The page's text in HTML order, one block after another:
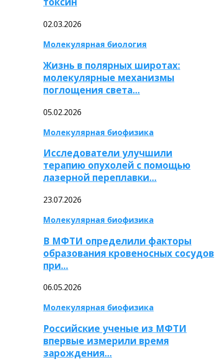
02.03.2026
Молекулярная биология
Жизнь в полярных широтах:
молекулярные механизмы
поглощения света…
05.02.2026
Молекулярная биофизика
Исследователи улучшили
терапию опухолей с помощью
лазерной переплавки…
23.07.2026
Молекулярная биофизика
В МФТИ определили факторы
образования кровеносных сосудов
при…
06.05.2026
Молекулярная биофизика
Российские ученые из МФТИ
впервые измерили время
зарождения…